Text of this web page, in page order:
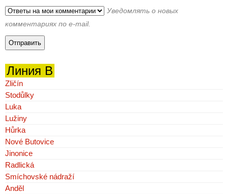
Уведомлять о новых
комментариях по e-mail.
Линия B
Zličín
Stodůlky
Luka
Lužiny
Hůrka
Nové Butovice
Jinonice
Radlická
Smíchovské nádraží
Anděl